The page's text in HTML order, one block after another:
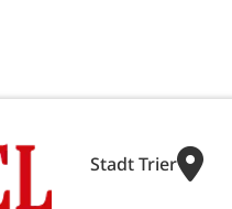
Stadt Trier